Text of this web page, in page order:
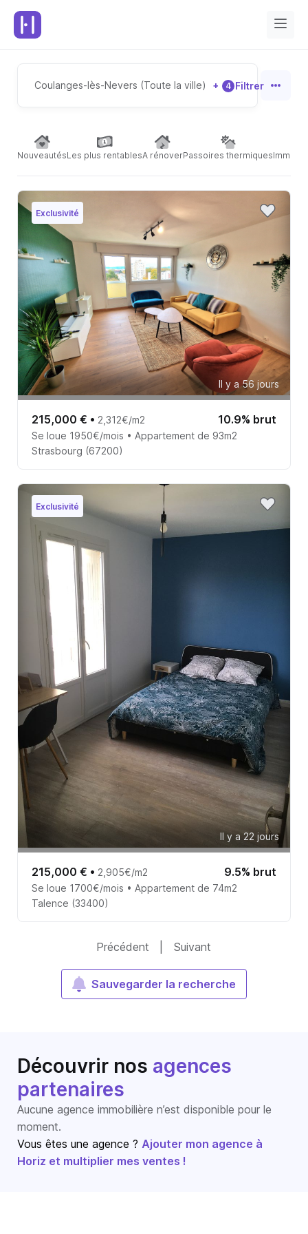
Coulanges-lès-Nevers (Toute la ville) + 4 Filtrer
NouveautésLes plus rentablesA rénoverPassoires thermiques
Exclusivité
Il y a 56 jours
215,000 € • 2,312€/m2 10.9% brut
Se loue 1950€/mois • Appartement de 93m2
Strasbourg (67200)
Exclusivité
Il y a 22 jours
215,000 € • 2,905€/m2 9.5% brut
Se loue 1700€/mois • Appartement de 74m2
Talence (33400)
Précédent Suivant
Sauvegarder la recherche
Découvrir nos agences
partenaires
Aucune agence immobilière n’est disponible pour le
moment.
Vous êtes une agence ? Ajouter mon agence à
Horiz et multiplier mes ventes !